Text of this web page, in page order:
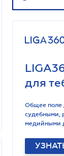
для
Общее поле
судебными,
медийными